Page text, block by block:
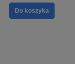
Do koszyka